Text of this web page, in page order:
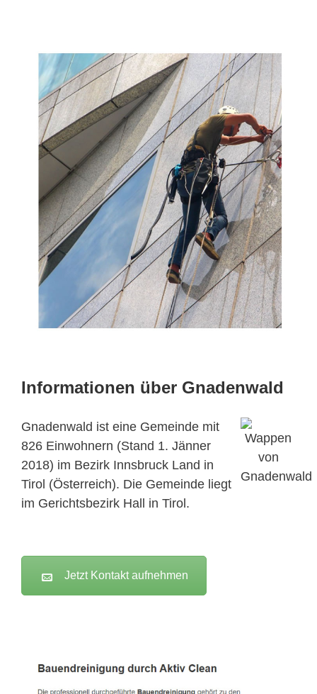
Informationen über Gnadenwald
Gnadenwald ist eine Gemeinde mit
826 Einwohnern (Stand 1. Jänner
2018) im Bezirk Innsbruck Land in
Tirol (Österreich). Die Gemeinde liegt
im Gerichtsbezirk Hall in Tirol.
Jetzt Kontakt aufnehmen